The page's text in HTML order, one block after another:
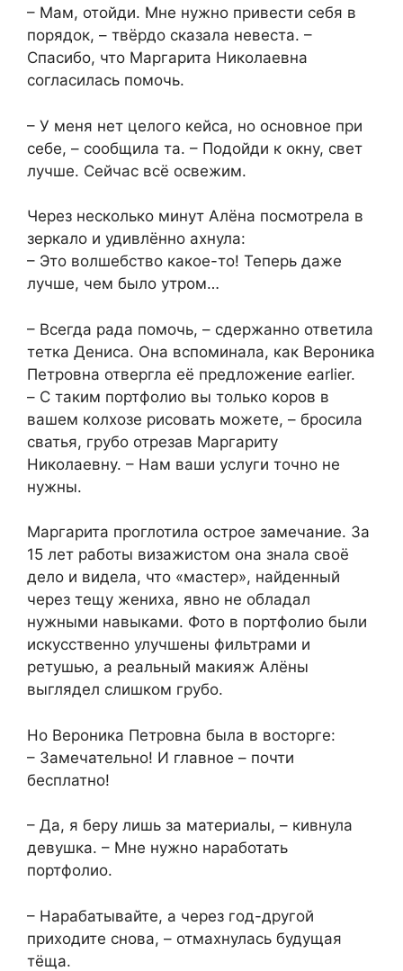
– Мам, отойди. Мне нужно привести себя в
порядок, – твёрдо сказала невеста. –
Спасибо, что Маргарита Николаевна
согласилась помочь.
– У меня нет целого кейса, но основное при
себе, – сообщила та. – Подойди к окну, свет
лучше. Сейчас всё освежим.
Через несколько минут Алёна посмотрела в
зеркало и удивлённо ахнула:
– Это волшебство какое-то! Теперь даже
лучше, чем было утром…
– Всегда рада помочь, – сдержанно ответила
тетка Дениса. Она вспоминала, как Вероника
Петровна отвергла её предложение earlier.
– С таким портфолио вы только коров в
вашем колхозе рисовать можете, – бросила
сватья, грубо отрезав Маргариту
Николаевну. – Нам ваши услуги точно не
нужны.
Маргарита проглотила острое замечание. За
15 лет работы визажистом она знала своё
дело и видела, что «мастер», найденный
через тещу жениха, явно не обладал
нужными навыками. Фото в портфолио были
искусственно улучшены фильтрами и
ретушью, а реальный макияж Алёны
выглядел слишком грубо.
Но Вероника Петровна была в восторге:
– Замечательно! И главное – почти
бесплатно!
– Да, я беру лишь за материалы, – кивнула
девушка. – Мне нужно наработать
портфолио.
– Нарабатывайте, а через год-другой
приходите снова, – отмахнулась будущая
тёща.